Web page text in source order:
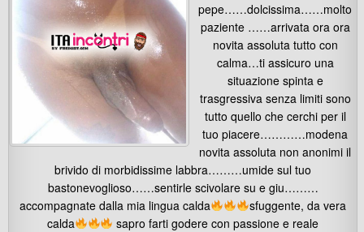
pepe……dolcissima……molto
paziente ……arrivata ora ora
novita assoluta tutto con
calma…ti assicuro una
situazione spinta e
trasgressiva senza limiti sono
tutto quello che cerchi per il
tuo piacere…………modena
novita assoluta non anonimi il
brivido di morbidissime labbra………umide sul tuo
bastonevoglioso……sentirle scivolare su e giu………
accompagnate dalla mia lingua calda
sfuggente, da vera
calda
sapro farti godere con passione e reale